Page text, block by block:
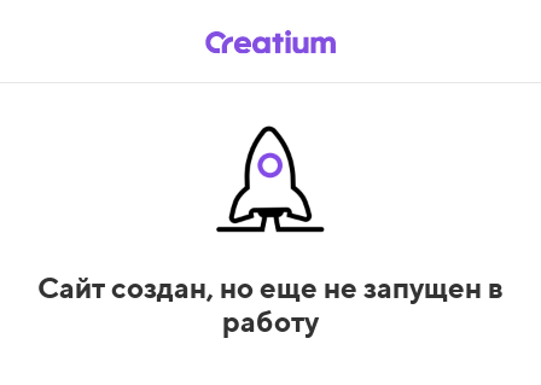
Сайт создан, но еще не запущен в
работу